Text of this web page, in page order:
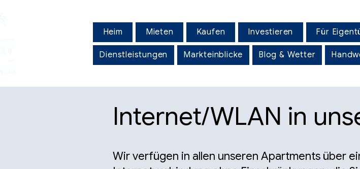
Heim Mieten Kaufen Investieren Für
Dienstleistungen Markteinblicke Blog & Wetter
Internet/WLAN in
Wir verfügen in allen unseren Apartments über